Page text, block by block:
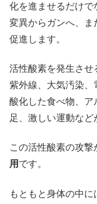
化を進ませるだけで
変異からガンへ、ま
促進します。
活性酸素を発生させ
紫外線、大気汚染、
酸化した食べ物、ア
足、激しい運動など
この活性酸素の攻撃
用 です。
もともと身体の中